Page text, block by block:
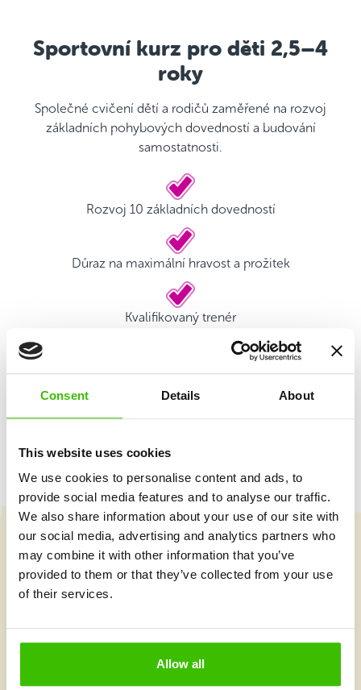
Consent Details About
This website uses cookies
We use cookies to personalise content and ads, to
provide social media features and to analyse our traffic.
We also share information about your use of our site with
our social media, advertising and analytics partners who
may combine it with other information that you’ve
provided to them or that they’ve collected from your use
of their services.
Allow all
Sportovní kurz pro děti 2,5–4
roky
Společné cvičení dětí a rodičů zaměřené na rozvoj
základních pohybových dovedností a budování
samostatnosti.
Rozvoj 10 základních dovedností
Důraz na maximální hravost a prožitek
Kvalifikovaný trenér
Hrací plán s motivačními samolepkami
Vybrat kurz
Co je v Gymnathlonu nového